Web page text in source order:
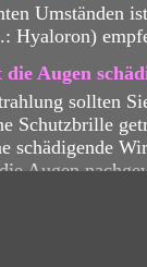
Umständen
Hyaloron)
Augen
sollten
Schutzbrille
schädigende
Augen